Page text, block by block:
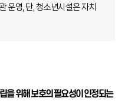
운영, 단, 청소년시설은 자치
을 위해 보호의 필요성이 인정되는